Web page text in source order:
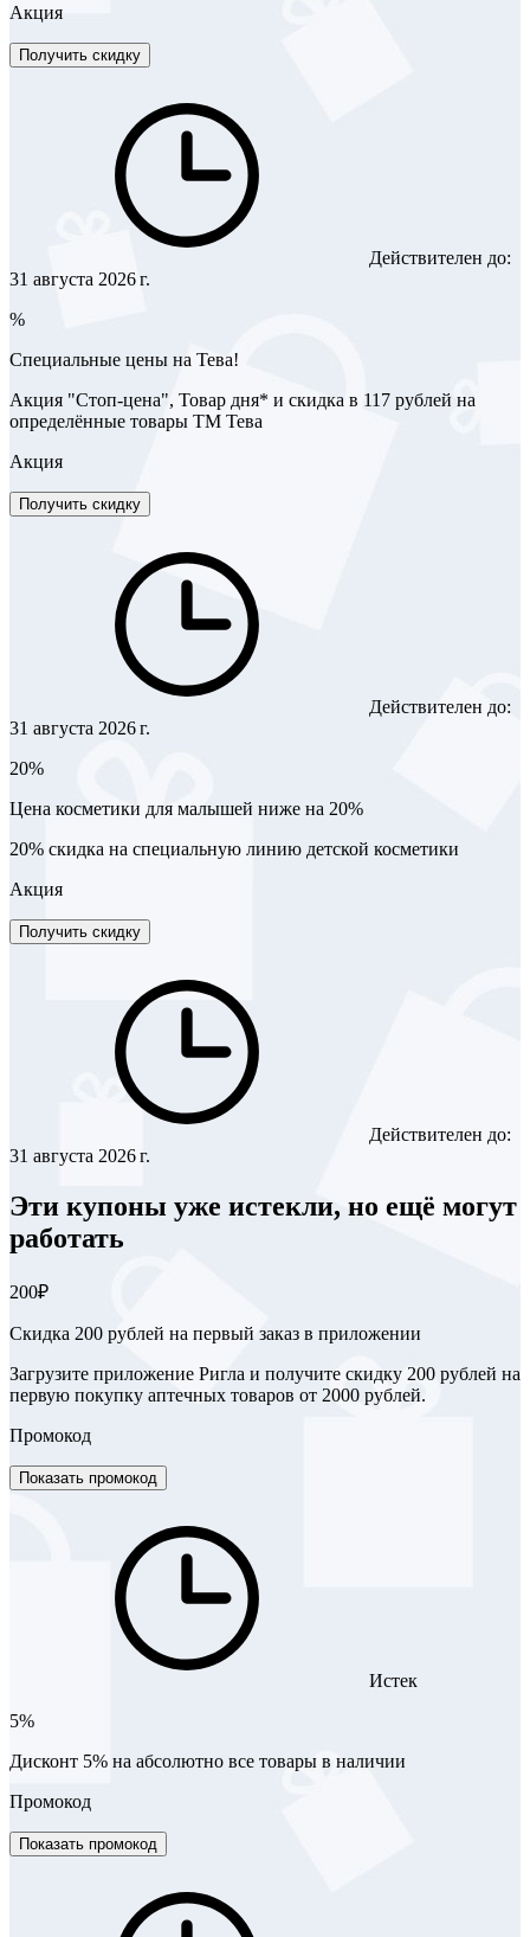
Акция
Получить скидку
Действителен до:
31 августа 2026 г.
%
Специальные цены на Тева!
Акция "Стоп-цена", Товар дня* и скидка в 117 рублей на
определённые товары ТМ Тева
Акция
Получить скидку
Действителен до:
31 августа 2026 г.
20%
Цена косметики для малышей ниже на 20%
20% скидка на специальную линию детской косметики
Акция
Получить скидку
Действителен до:
31 августа 2026 г.
Эти купоны уже истекли, но ещё могут
работать
200₽
Скидка 200 рублей на первый заказ в приложении
Загрузите приложение Ригла и получите скидку 200 рублей на
первую покупку аптечных товаров от 2000 рублей.
Промокод
Показать промокод
Истек
5%
Дисконт 5% на абсолютно все товары в наличии
Промокод
Показать промокод